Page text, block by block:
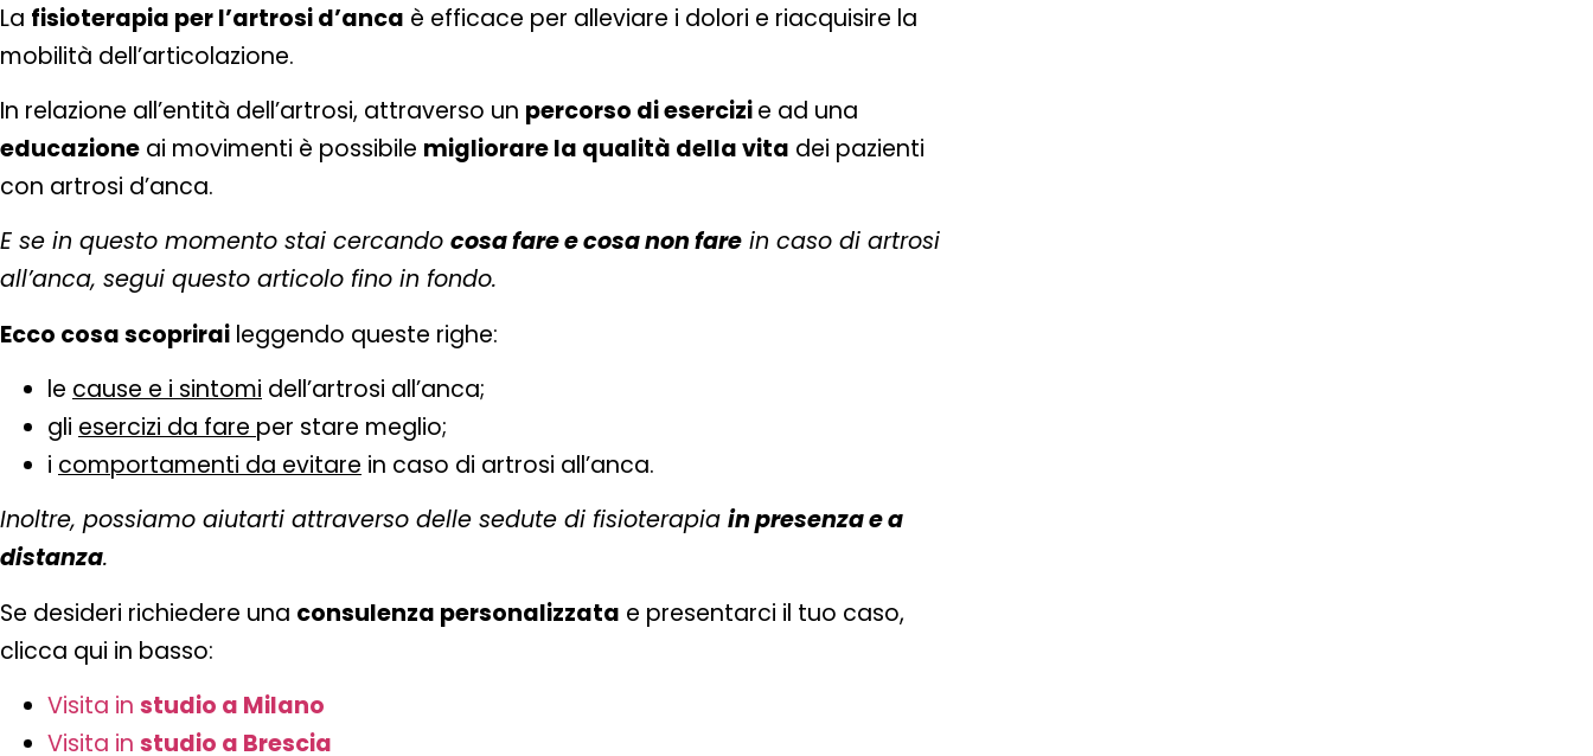
La fisioterapia per l’artrosi d’anca è efficace per alleviare i dolori e riacquisire la
mobilità dell’articolazione.
In relazione all’entità dell’artrosi, attraverso un percorso di esercizie ad una
educazione ai movimenti è possibile migliorare la qualità della vita dei pazienti
con artrosi d’anca.
E se in questo momento stai cercando cosa fare e cosa non fare in caso di artrosi
all’anca, segui questo articolo fino in fondo.
Ecco cosa scoprirai leggendo queste righe:
le cause e i sintomi dell’artrosi all’anca;
gli esercizi da fare per stare meglio;
i comportamenti da evitare in caso di artrosi all’anca.
Inoltre, possiamo aiutarti attraverso delle sedute di fisioterapia in presenza e a
distanza.
Se desideri richiedere una consulenza personalizzata e presentarci il tuo caso,
clicca qui in basso:
Visita in studio a Milano
Visita in studio a Brescia